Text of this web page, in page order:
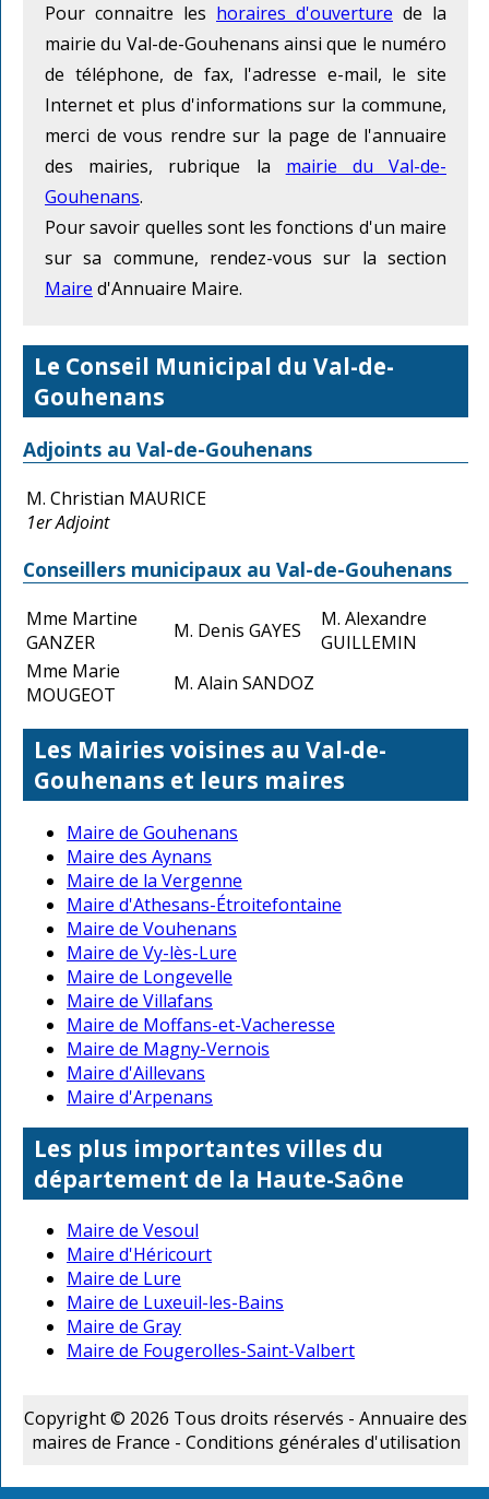
Pour connaitre les horaires d'ouverture de la
mairie du Val-de-Gouhenans ainsi que le numéro
de téléphone, de fax, l'adresse e-mail, le site
Internet et plus d'informations sur la commune,
merci de vous rendre sur la page de l'annuaire
des mairies, rubrique la mairie du Val-de-
Gouhenans.
Pour savoir quelles sont les fonctions d'un maire
sur sa commune, rendez-vous sur la section
Maire d'Annuaire Maire.
Le Conseil Municipal du Val-de-
Gouhenans
Adjoints au Val-de-Gouhenans
M. Christian MAURICE
1er Adjoint
Conseillers municipaux au Val-de-Gouhenans
Mme Martine
GANZER
M. Denis GAYES
M. Alexandre
GUILLEMIN
Mme Marie
MOUGEOT
M. Alain SANDOZ
Les Mairies voisines au Val-de-
Gouhenans et leurs maires
Maire de Gouhenans
Maire des Aynans
Maire de la Vergenne
Maire d'Athesans-Étroitefontaine
Maire de Vouhenans
Maire de Vy-lès-Lure
Maire de Longevelle
Maire de Villafans
Maire de Moffans-et-Vacheresse
Maire de Magny-Vernois
Maire d'Aillevans
Maire d'Arpenans
Les plus importantes villes du
département de la Haute-Saône
Maire de Vesoul
Maire d'Héricourt
Maire de Lure
Maire de Luxeuil-les-Bains
Maire de Gray
Maire de Fougerolles-Saint-Valbert
Copyright © 2026 Tous droits réservés - Annuaire des
maires de France - Conditions générales d'utilisation